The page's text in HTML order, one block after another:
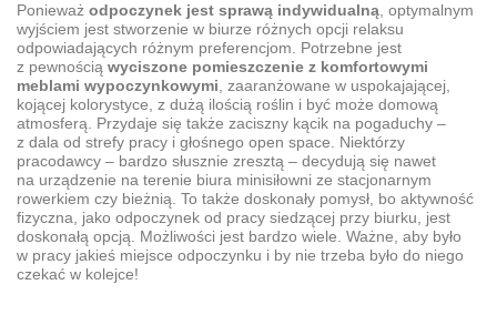
Ponieważ odpoczynek jest sprawą indywidualną, optymalnym
wyjściem jest stworzenie w biurze różnych opcji relaksu
odpowiadających różnym preferencjom. Potrzebne jest
z pewnością wyciszone pomieszczenie z komfortowymi
meblami wypoczynkowymi, zaaranżowane w uspokajającej,
kojącej kolorystyce, z dużą ilością roślin i być może domową
atmosferą. Przydaje się także zaciszny kącik na pogaduchy –
z dala od strefy pracy i głośnego open space. Niektórzy
pracodawcy – bardzo słusznie zresztą – decydują się nawet
na urządzenie na terenie biura minisiłowni ze stacjonarnym
rowerkiem czy bieżnią. To także doskonały pomysł, bo aktywność
fizyczna, jako odpoczynek od pracy siedzącej przy biurku, jest
doskonałą opcją. Możliwości jest bardzo wiele. Ważne, aby było
w pracy jakieś miejsce odpoczynku i by nie trzeba było do niego
czekać w kolejce!